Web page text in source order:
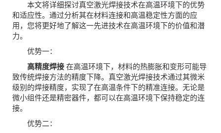
本文将详细探讨真空激光焊接技术在高温环境下的优势
和适应性。通过分析其在材料连接和高温稳定性方面的应
用，您将更好地了解这一先进技术在高温环境下的价值和潜
力。
优势一：
高精度焊接 在高温环境下，材料的热膨胀和变形可能导
致传统焊接方法的精度下降。真空激光焊接技术通过其微米
级别的焊接精度，实现了在高温条件下的精准连接。无论是
微小组件还是精密器件，都可以在高温环境下保持稳定的连
接。
优势二：